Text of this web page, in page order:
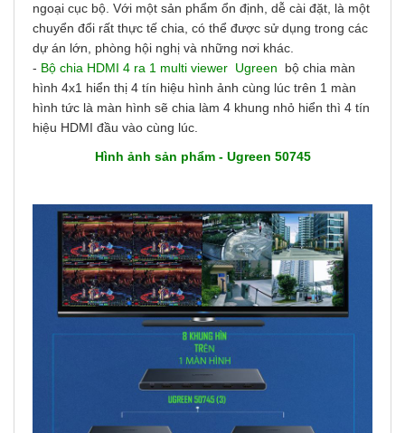
ngoại cục bộ. Với một sản phẩm ổn định, dễ cài đặt, là một
chuyển đổi rất thực tế chia, có thể được sử dụng trong các
dự án lớn, phòng hội nghị và những nơi khác.
- Bộ chia HDMI 4 ra 1 multi viewer Ugreen
bộ chia màn
hình 4x1 hiển thị 4 tín hiệu hình ảnh cùng lúc trên 1 màn
hình tức là màn hình sẽ chia làm 4 khung nhỏ hiển thì 4 tín
hiệu HDMI đầu vào cùng lúc.
Hình ảnh sản phẩm - Ugreen 50745